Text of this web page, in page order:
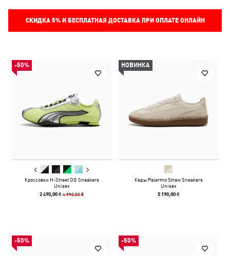
СКИДКА 5%И БЕСПЛАТНАЯ ДОСТАВКА ПРИ ОПЛАТЕ ОНЛАЙН
-50%
Кроссовки H-Street OG Sneakers
Unisex
2 490,00 ₴4 990,00 ₴
НОВИНКА
Кеды Palermo Straw Sneakers
Unisex
5 190,00 ₴
-50% -50%